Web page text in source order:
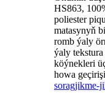
HS863,
poliester
matasynyň
romb ýaly
ýaly
köýnekleri
howa
soragjikme-